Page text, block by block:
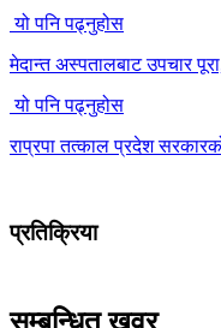
यो पनि पढ्नुहोस
मेदान्त अस्पतालबाट उपचार
यो पनि पढ्नुहोस
राप्रपा तत्काल प्रदेश
प्रतिक्रिया